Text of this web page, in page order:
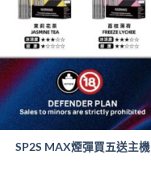
SP2S MAX煙彈買五送主機